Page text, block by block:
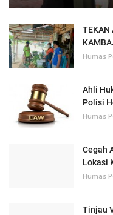
TEKAN
Humas
Ahli
Polisi
Humas
Cegah
Lokasi
Humas
Tinjau